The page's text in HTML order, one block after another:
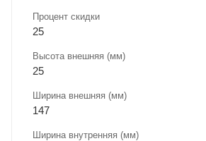
Процент скидки
25
Высота внешняя (мм)
25
Ширина внешняя (мм)
147
Ширина внутренняя (мм)